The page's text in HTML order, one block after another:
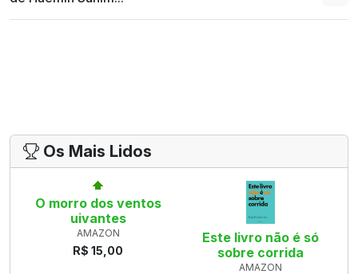
Os Mais Lidos
O morro dos ventos
uivantes
AMAZON
R$ 15,00
Este livro não é só
sobre corrida
AMAZON